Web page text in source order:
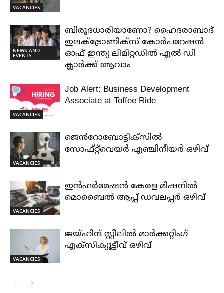
VACANCIES
NEWS AND
EVENTS
ബിരുദധാരിയാണോ? ഹൈദരാബാദ്
ഇലക്ട്രോണിക്സ് കോർപറേഷൻ
ഓഫ് ഇന്ത്യ ലിമിറ്റഡിൽ എൽ ഡി
ക്ലാർക്ക് ആവാം
VACANCIES
Job Alert: Business Development
Associate at Toffee Ride
VACANCIES
ജെൻറോബോട്ടിക്സിൽ
സോഫ്റ്റ്‌വെയർ എഞ്ചിനീയർ ഒഴിവ്
VACANCIES
ഇൻഫർമേഷൻ കേരള മിഷനിൽ
മൊബൈൽ ആപ്പ് ഡവലപ്പർ ഒഴിവ്
VACANCIES
ജയ്‌ഹിന്ദ്‌ സ്റ്റീലിൽ മാർക്കറ്റിംഗ്
എക്സിക്യൂട്ടീവ് ഒഴിവ്